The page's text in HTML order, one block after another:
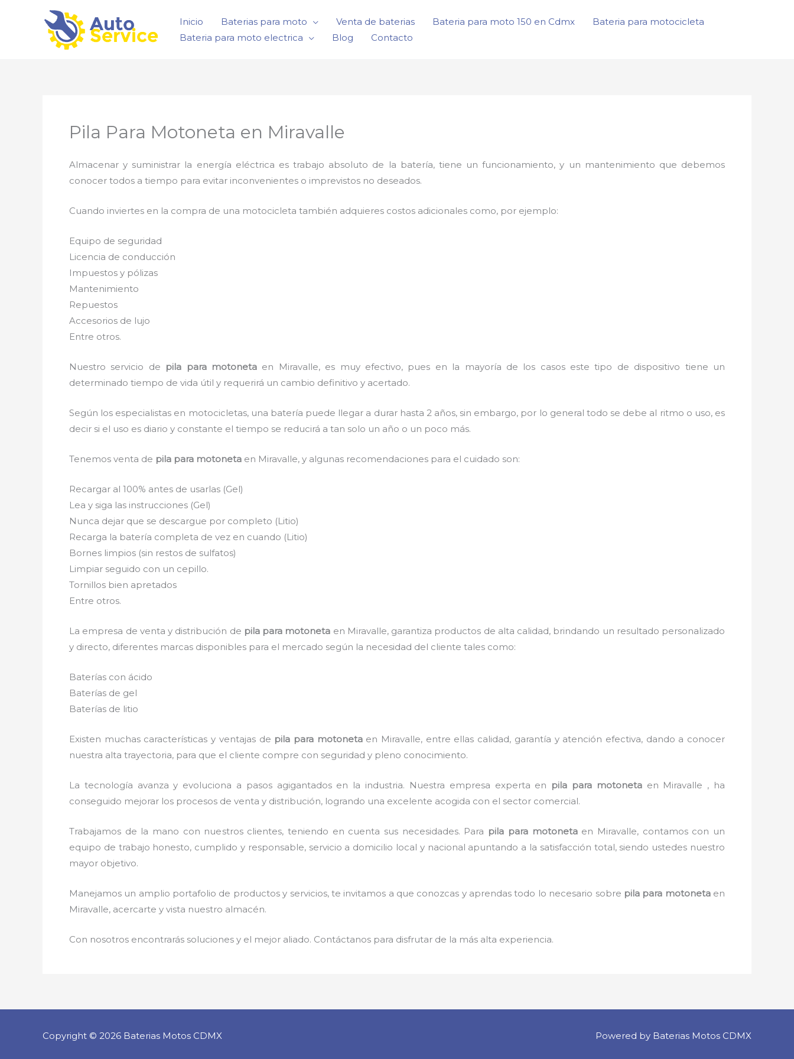
Inicio Baterias para moto Venta de baterias Bateria para moto 150 en Cdmx
Bateria para motocicleta
Bateria para moto electrica
Blog Contacto
Pila Para Motoneta en Miravalle
Almacenar y suministrar la energía eléctrica es trabajo absoluto de la batería, tiene un funcionamiento, y un mantenimiento que debemos
conocer todos a tiempo para evitar inconvenientes o imprevistos no deseados.
Cuando inviertes en la compra de una motocicleta también adquieres costos adicionales como, por ejemplo:
Equipo de seguridad
Licencia de conducción
Impuestos y pólizas
Mantenimiento
Repuestos
Accesorios de lujo
Entre otros.
Nuestro servicio de pila para motonetaen Miravalle, es muy efectivo, pues en la mayoría de los casos este tipo de dispositivo tiene un
determinado tiempo de vida útil y requerirá un cambio definitivo y acertado.
Según los especialistas en motocicletas, una batería puede llegar a durar hasta 2 años, sin embargo, por lo general todo se debe al ritmo o uso, es
decir si el uso es diario y constante el tiempo se reducirá a tan solo un año o un poco más.
Tenemos venta de pila para motoneta en Miravalle, y algunas recomendaciones para el cuidado son:
Recargar al 100% antes de usarlas (Gel)
Lea y siga las instrucciones (Gel)
Nunca dejar que se descargue por completo (Litio)
Recarga la batería completa de vez en cuando (Litio)
Bornes limpios (sin restos de sulfatos)
Limpiar seguido con un cepillo.
Tornillos bien apretados
Entre otros.
La empresa de venta y distribución de pila para motoneta en Miravalle, garantiza productos de alta calidad, brindando un resultado personalizado
y directo, diferentes marcas disponibles para el mercado según la necesidad del cliente tales como:
Baterías con ácido
Baterías de gel
Baterías de litio
Existen muchas características y ventajas de pila para motoneta en Miravalle, entre ellas calidad, garantía y atención efectiva, dando a conocer
nuestra alta trayectoria, para que el cliente compre con seguridad y pleno conocimiento.
La tecnología avanza y evoluciona a pasos agigantados en la industria. Nuestra empresa experta en pila para motonetaen Miravalle , ha
conseguido mejorar los procesos de venta y distribución, logrando una excelente acogida con el sector comercial.
Trabajamos de la mano con nuestros clientes, teniendo en cuenta sus necesidades. Para pila para motonetaen Miravalle, contamos con un
equipo de trabajo honesto, cumplido y responsable, servicio a domicilio local y nacional apuntando a la satisfacción total, siendo ustedes nuestro
mayor objetivo.
Manejamos un amplio portafolio de productos y servicios, te invitamos a que conozcas y aprendas todo lo necesario sobre pila para motonetaen
Miravalle, acercarte y vista nuestro almacén.
Con nosotros encontrarás soluciones y el mejor aliado. Contáctanos para disfrutar de la más alta experiencia.
Copyright © 2026 Baterias Motos CDMX Powered by Baterias Motos CDMX